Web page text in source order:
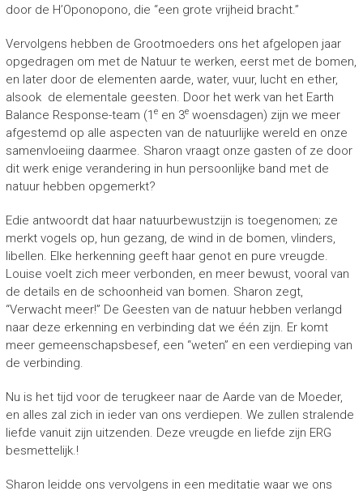
door de H’Oponopono, die “een grote vrijheid bracht.”
Vervolgens hebben de Grootmoeders ons het afgelopen jaar
opgedragen om met de Natuur te werken, eerst met de bomen,
en later door de elementen aarde, water, vuur, lucht en ether,
alsook de elementale geesten. Door het werk van het Earth
Balance Response-team (1 een 3ewoensdagen) zijn we meer
afgestemd op alle aspecten van de natuurlijke wereld en onze
samenvloeiing daarmee. Sharon vraagt onze gasten of ze door
dit werk enige verandering in hun persoonlijke band met de
natuur hebben opgemerkt?
Edie antwoordt dat haar natuurbewustzijn is toegenomen; ze
merkt vogels op, hun gezang, de wind in de bomen, vlinders,
libellen. Elke herkenning geeft haar genot en pure vreugde.
Louise voelt zich meer verbonden, en meer bewust, vooral van
de details en de schoonheid van bomen. Sharon zegt,
“Verwacht meer!” De Geesten van de natuur hebben verlangd
naar deze erkenning en verbinding dat we één zijn. Er komt
meer gemeenschapsbesef, een “weten” en een verdieping van
de verbinding.
Nu is het tijd voor de terugkeer naar de Aarde van de Moeder,
en alles zal zich in ieder van ons verdiepen. We zullen stralende
liefde vanuit zijn uitzenden. Deze vreugde en liefde zijn ERG
besmettelijk.!
Sharon leidde ons vervolgens in een meditatie waar we ons